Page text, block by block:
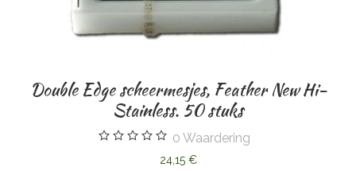
Edge scheermesjes, Feather New Hi-
Stainless. 50 stuks
0Waardering